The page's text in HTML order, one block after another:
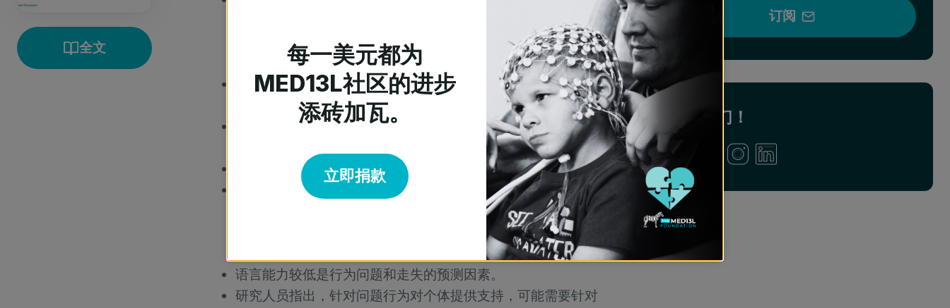
全文
HIVEP2、SCN2A、MED13L、ADNP和STXBP1基因突变的参
与者。这些参与者是通过Simons Searchlight以及其他患者权
益倡导基金会和非营利组织招募的。
参与者完成了五份问卷，内容涉及问题行为、情绪调节、焦
虑、感觉敏感性以及社交沟通。
研究人员发现，情绪调节障碍是攻击行为、行为问题以及破坏
社交沟通能力较低是预测走失和自残行为的最强指标。
不同类型的焦虑，例如担忧或生理性焦虑，与问题行为之间存
在各自的关联。较高的生理性焦虑（如心跳加速、出汗、面部
潮红或身体颤抖）与走失和攻击行为密切相关。较低的担忧程
语言能力较低是行为问题和走失的预测因素。
研究人员指出，针对问题行为对个体提供支持，可能需要针对
者
订阅
关注我们！
每一美元都为
MED13L社区的进步
添砖加瓦。
立即捐款